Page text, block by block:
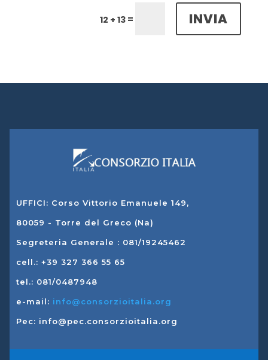
12 + 13 = INVIA
UFFICI: Corso Vittorio Emanuele 149,
80059 - Torre del Greco (Na)
Segreteria Generale : 081/19245462
cell.: +39 327 366 55 65
tel.: 081/0487948
e-mail: info@consorzioitalia.org
Pec: info@pec.consorzioitalia.org